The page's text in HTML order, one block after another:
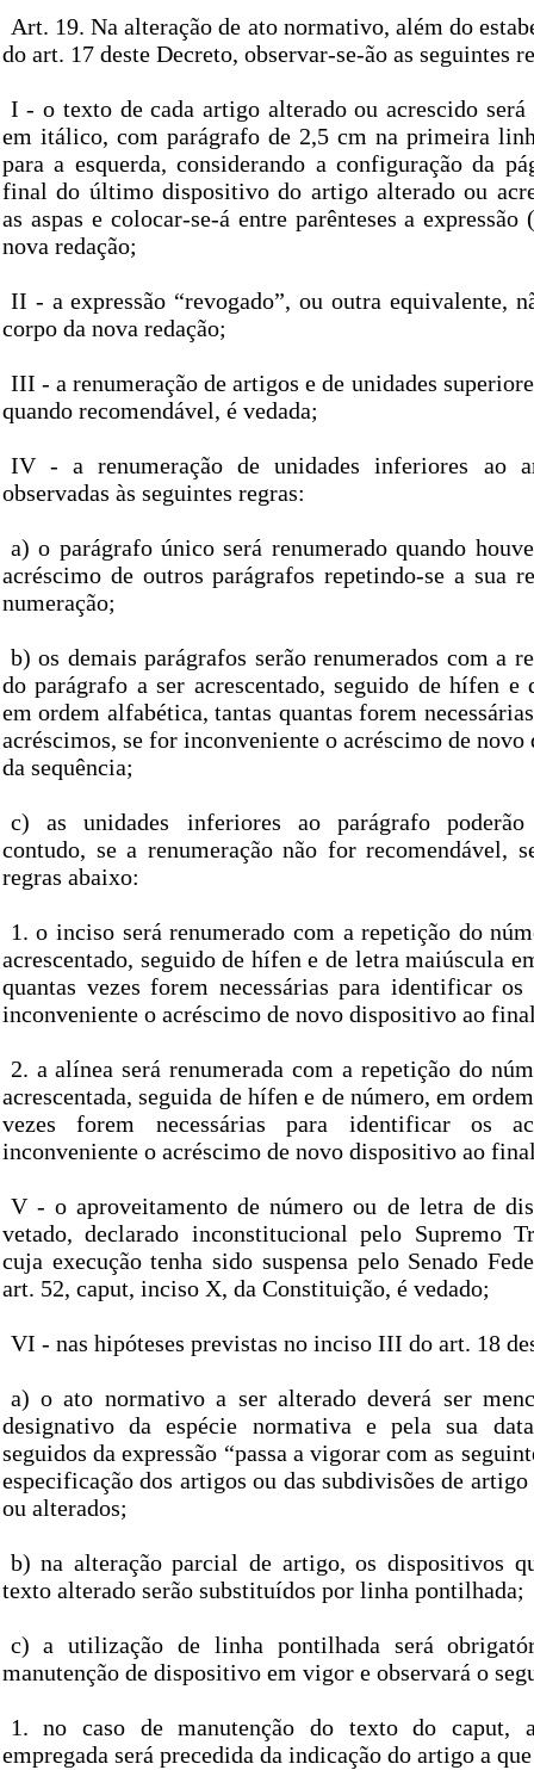
Art. 19. Na alteração de ato normativo, além do
do art. 17 deste Decreto, observar-se-ão as seguintes
I - o texto de cada artigo alterado ou acrescido será
em itálico, com parágrafo de 2,5 cm na primeira
para a esquerda, considerando a configuração da
final do último dispositivo do artigo alterado ou
as aspas e colocar-se-á entre parênteses a
nova redação;
II - a expressão “revogado”, ou outra equivalente,
corpo da nova redação;
III - a renumeração de artigos e de unidades
quando recomendável, é vedada;
IV - a renumeração de unidades inferiores ao
observadas às seguintes regras:
a) o parágrafo único será renumerado quando
acréscimo de outros parágrafos repetindo-se a sua
numeração;
b) os demais parágrafos serão renumerados com a
do parágrafo a ser acrescentado, seguido de hífen e
em ordem alfabética, tantas quantas forem
acréscimos, se for inconveniente o acréscimo de
da sequência;
c) as unidades inferiores ao parágrafo poderão
contudo, se a renumeração não for recomendável,
regras abaixo:
1. o inciso será renumerado com a repetição do
acrescentado, seguido de hífen e de letra maiúscula
quantas vezes forem necessárias para identificar
inconveniente o acréscimo de novo dispositivo ao
2. a alínea será renumerada com a repetição do
acrescentada, seguida de hífen e de número, em
vezes forem necessárias para identificar os
inconveniente o acréscimo de novo dispositivo ao
V - o aproveitamento de número ou de letra de
vetado, declarado inconstitucional pelo Supremo
cuja execução tenha sido suspensa pelo Senado
art. 52, caput, inciso X, da Constituição, é vedado;
VI - nas hipóteses previstas no inciso III do art. 18
a) o ato normativo a ser alterado deverá ser
designativo da espécie normativa e pela sua
seguidos da expressão “passa a vigorar com as
especificação dos artigos ou das subdivisões de artigo
ou alterados;
b) na alteração parcial de artigo, os dispositivos
texto alterado serão substituídos por linha pontilhada;
c) a utilização de linha pontilhada será
manutenção de dispositivo em vigor e observará o
1. no caso de manutenção do texto do caput,
empregada será precedida da indicação do artigo a